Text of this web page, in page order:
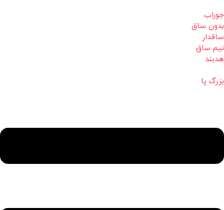
جوراب
بدون ساق
ساقدار
نیم ساق
هدبند
بزرگ پا